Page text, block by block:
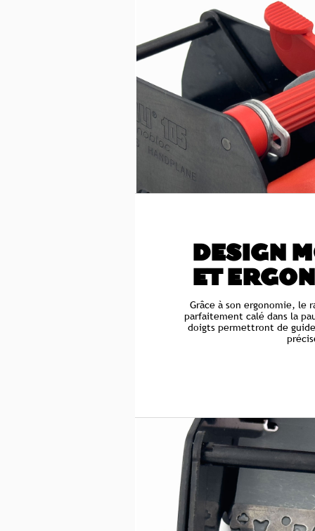
DESIGN
ET
Grâce à son ergonomie, le
parfaitement calé dans la
doigts permettront de